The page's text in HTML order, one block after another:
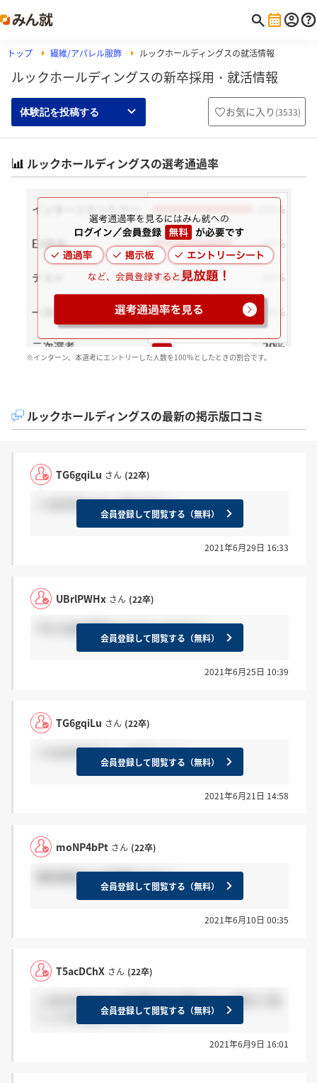
トップ 繊維/アパレル服飾 ルックホールディングスの就活情報
ルックホールディングスの新卒採用・就活情報
体験記を投稿する お気に入り (3533)
ルックホールディングスの選考通過率
※インターン、本選考にエントリーした人数を100％としたときの割合です。
ルックホールディングスの最新の掲示版口コミ
TG6gqiLu さん (22卒)
＞UBrlPWHxさん 受けます！
会員登録して閲覧する（無料）
2021年6月29日 16:33
UBrlPWHx さん (22卒)
今から総合職受けられるいますか？
会員登録して閲覧する（無料）
2021年6月25日 10:39
TG6gqiLu さん (22卒)
＞moNP4bPtさん webでした！
会員登録して閲覧する（無料）
2021年6月21日 14:58
moNP4bPt さん (22卒)
適性検査はweb受験ですか？
会員登録して閲覧する（無料）
2021年6月10日 00:35
T5acDChX さん (22卒)
＞UBrlPWHxさん 販売職か総合職どちらか教えて頂
くことは可能でしょうか?会員登録して閲覧する（無料）
2021年6月9日 16:01